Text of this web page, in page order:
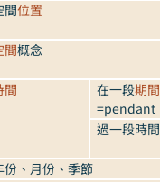
間位置
間概念
間 在一段期間
=pendant
過一段時間
份、月份、季節